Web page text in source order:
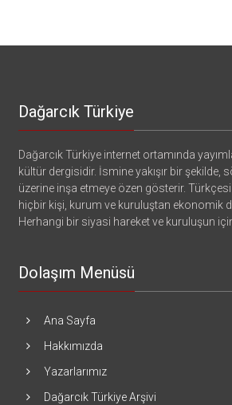
Dağarcık Türkiye
Dağarcık Türkiye internet ortamında
kültür dergisidir. İsmine yakışır bir şekilde,
üzerine inşa etmeye özen gösterir. Türkçesi
hiçbir kişi, kurum ve kuruluştan ekonomik
Herhangi bir siyasi hareket ve kuruluşun
Dolaşım Menüsü
Ana Sayfa
Hakkımızda
Yazarlarımız
Dağarcık Türkiye Arşivi